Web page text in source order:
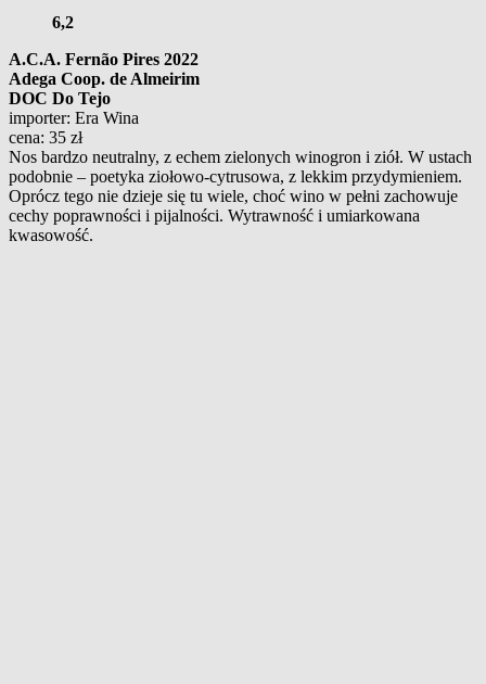
6,2
A.C.A. Fernão Pires 2022
Adega Coop. de Almeirim
DOC Do Tejo
importer: Era Wina
cena: 35 zł
Nos bardzo neutralny, z echem zielonych winogron i ziół. W ustach
podobnie – poetyka ziołowo-cytrusowa, z lekkim przydymieniem.
Oprócz tego nie dzieje się tu wiele, choć wino w pełni zachowuje
cechy poprawności i pijalności. Wytrawność i umiarkowana
kwasowość.